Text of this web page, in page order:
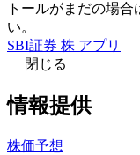
トールがまだの場
い。
SBI証券 株 アプリ
閉じる
情報提供
株価予想